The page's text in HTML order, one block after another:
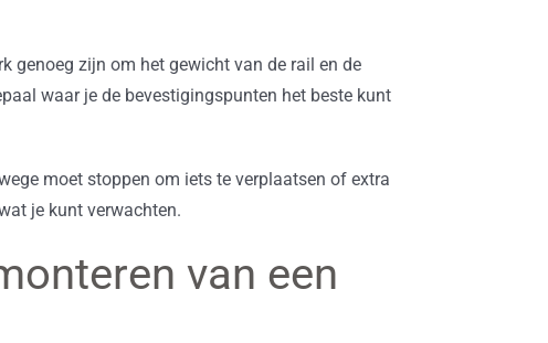
genoeg zijn om het gewicht van de rail en de
waar je de bevestigingspunten het beste kunt
moet stoppen om iets te verplaatsen of extra
je kunt verwachten.
van een